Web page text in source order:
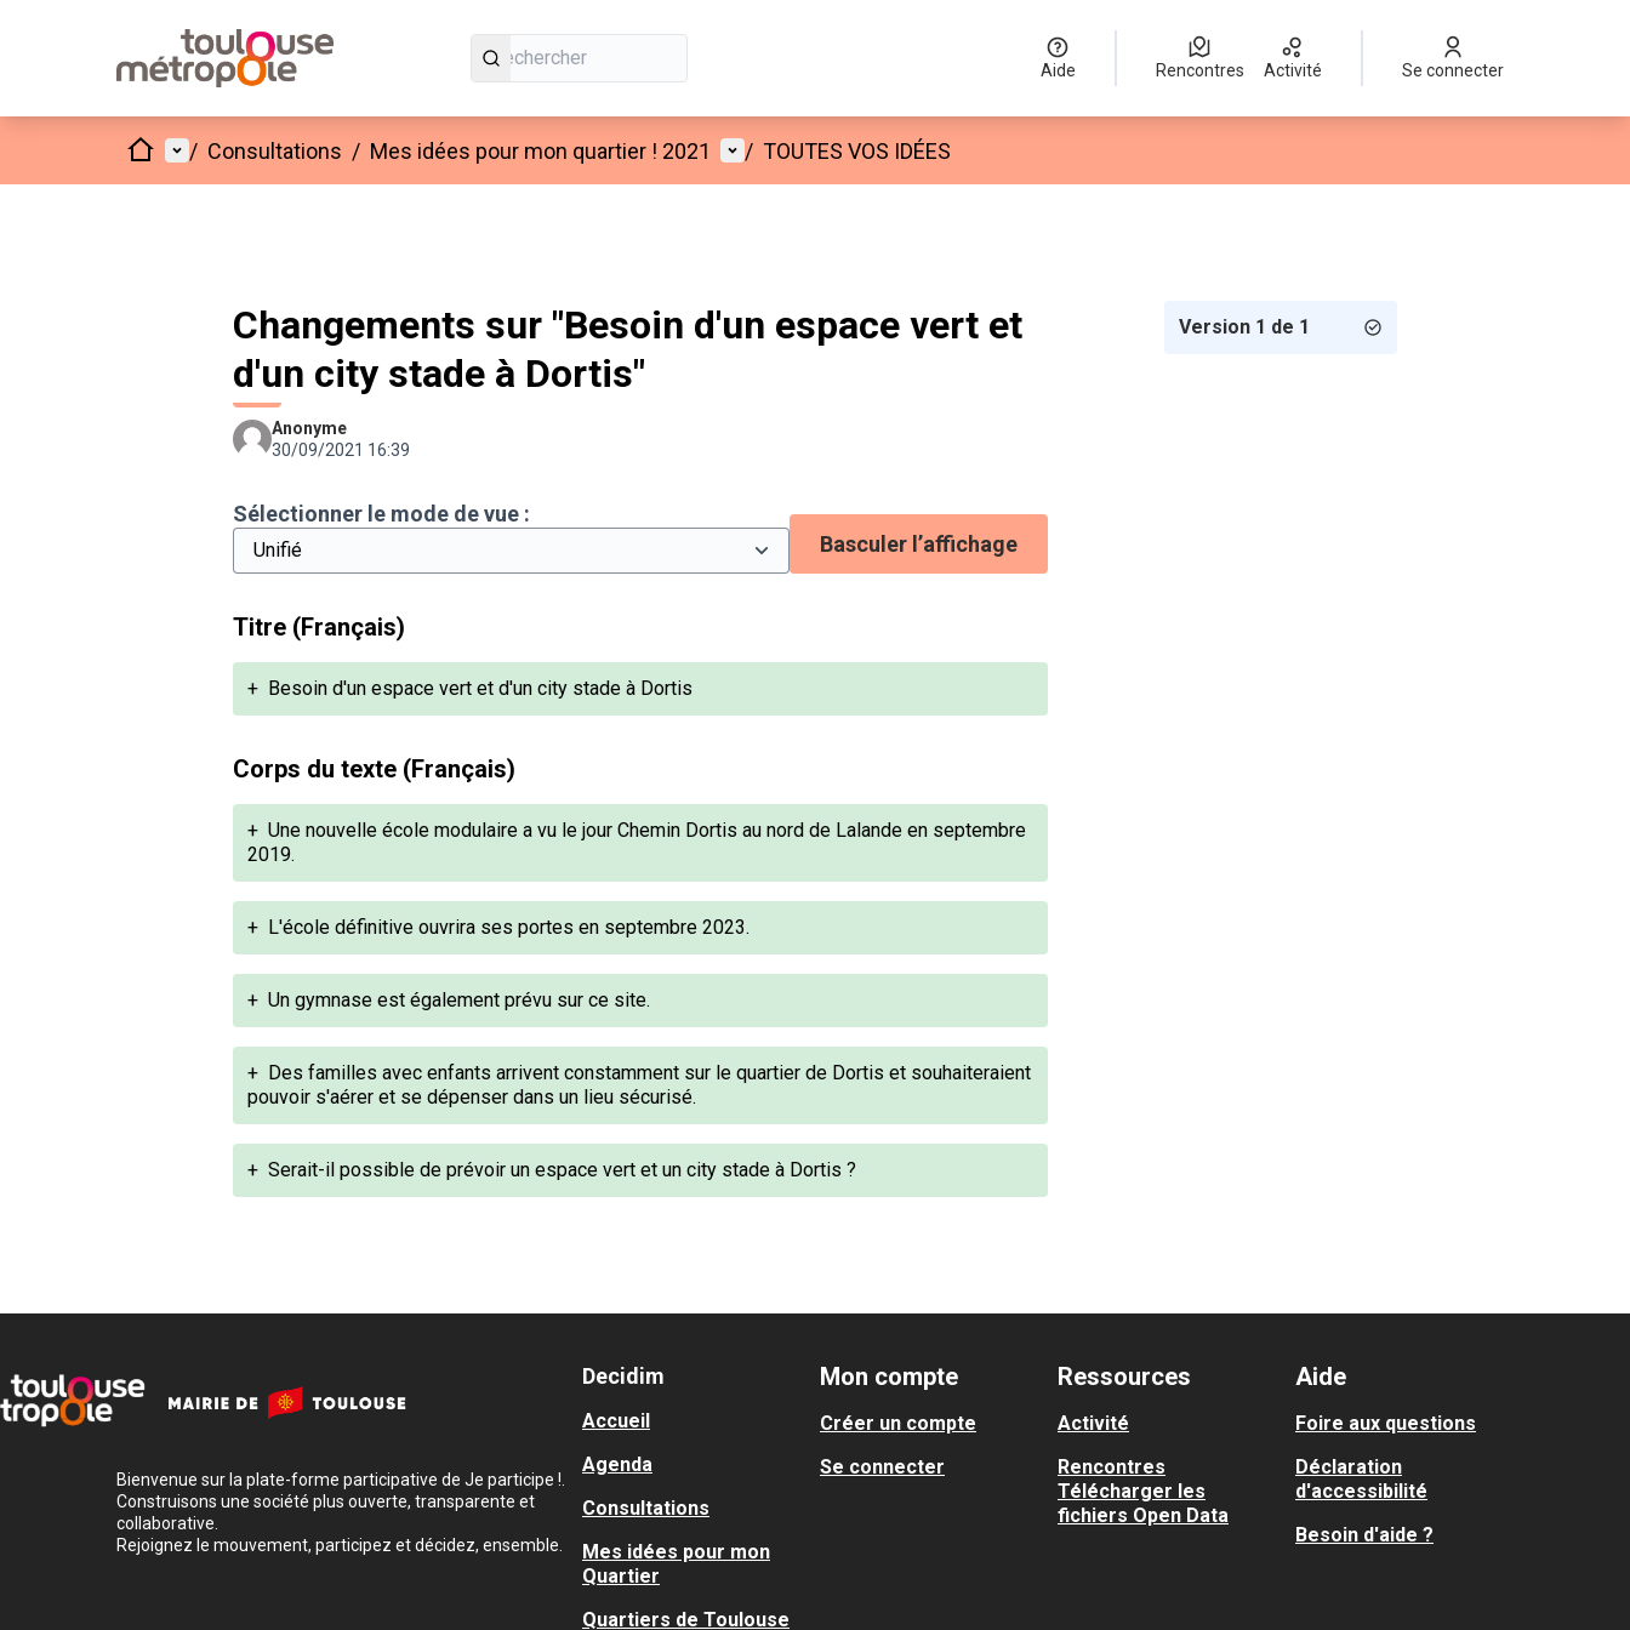
Aide Rencontres Activité Se connecter
AccueilMenu principal
/ Consultations / Mes idées pour mon quartier ! 2021 Menu utilisateur
/ TOUTES VOS IDÉES
Changements sur "Besoin d'un espace vert et
d'un city stade à Dortis"
Anonyme
30/09/2021 16:39
Sélectionner le mode de vue :
Basculer l’affichage
Titre (Français)
+ Besoin d'un espace vert et d'un city stade à Dortis
Corps du texte (Français)
+ Une nouvelle école modulaire a vu le jour Chemin Dortis au nord de Lalande en septembre
2019.
+ L'école définitive ouvrira ses portes en septembre 2023.
+ Un gymnase est également prévu sur ce site.
+ Des familles avec enfants arrivent constamment sur le quartier de Dortis et souhaiteraient
pouvoir s'aérer et se dépenser dans un lieu sécurisé.
+ Serait-il possible de prévoir un espace vert et un city stade à Dortis ?
Version 1 de 1
Bienvenue sur la plate-forme participative de Je participe !.
Construisons une société plus ouverte, transparente et
collaborative.
Rejoignez le mouvement, participez et décidez, ensemble.
Decidim
Accueil
Agenda
Consultations
Mes idées pour mon
Quartier
Quartiers de Toulouse
Mon compte
Créer un compte
Se connecter
Ressources
Activité
Rencontres
Télécharger les
fichiers Open Data
Aide
Foire aux questions
Déclaration
d'accessibilité
Besoin d'aide ?